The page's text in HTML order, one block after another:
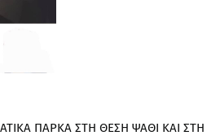
ΠΑΡΚΑ ΣΤΗ ΘΕΣΗ ΨΑΘΙ ΚΑΙ ΣΤΗ